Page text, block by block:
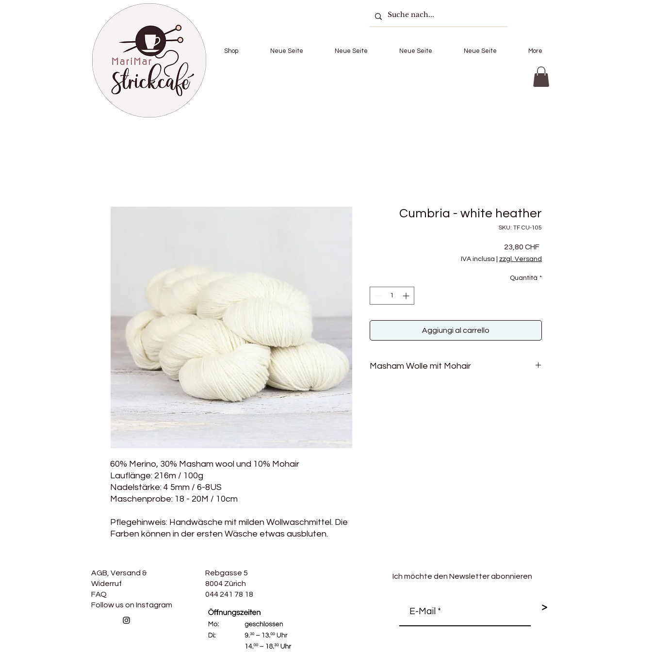
Shop Neue Seite Neue Seite Neue Seite Neue Seite More
60% Merino, 30% Masham wool und 10% Mohair
Lauflänge: 216m / 100g
Nadelstärke: 4 5mm / 6-8US
Maschenprobe: 18 - 20M / 10cm
Pflegehinweis: Handwäsche mit milden Wollwaschmittel. Die
Farben können in der ersten Wäsche etwas ausbluten.
Cumbria - white heather
SKU: TF CU-105
23,80 CHFPrezzo
IVA inclusa zzgl. Versand
Quantità *
Aggiungi al carrello
Masham Wolle mit Mohair
AGB, Versand &
Widerruf
FAQ
Follow us on Instagram
Rebgasse 5
8004 Zürich
044 241 78 18
Ich möchte den Newsletter abonnieren
>